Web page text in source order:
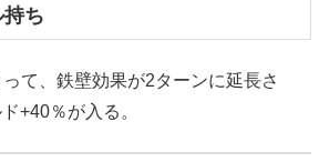
ち
て、鉄壁効果が2ターンに延長さ
+40％が入る。